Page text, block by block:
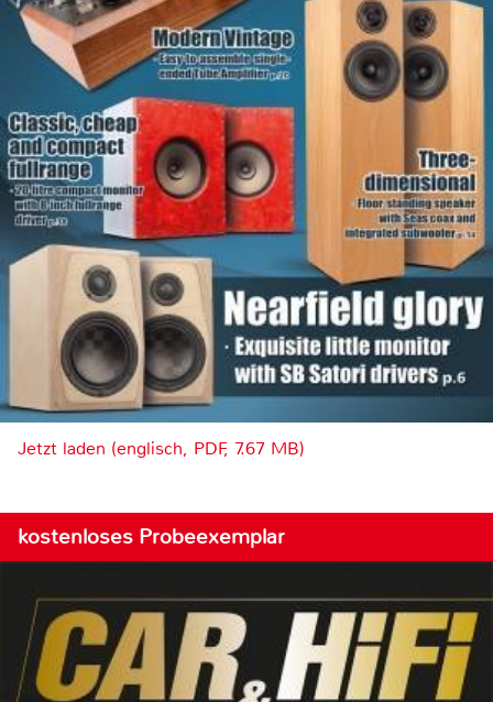
Jetzt laden (englisch, PDF, 7.67 MB)
kostenloses Probeexemplar